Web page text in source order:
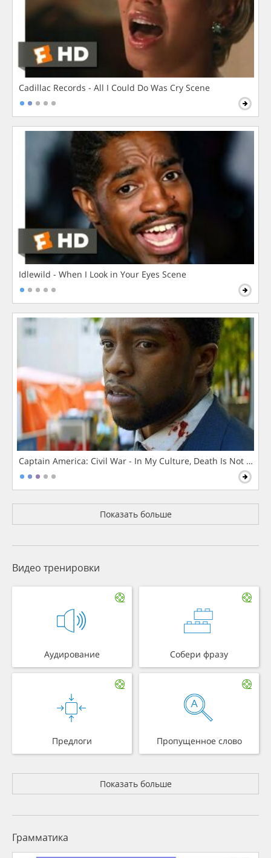
Cadillac Records - All I Could Do Was Cry Scene
Idlewild - When I Look in Your Eyes Scene
Captain America: Civil War - In My Culture, Death Is Not The
Показать больше
Видео тренировки
Аудирование Собери фразу
Предлоги Пропущенное слово
Показать больше
Грамматика